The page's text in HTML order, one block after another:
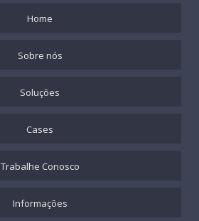
Home
Sobre nós
Soluções
Cases
Trabalhe Conosco
Informações